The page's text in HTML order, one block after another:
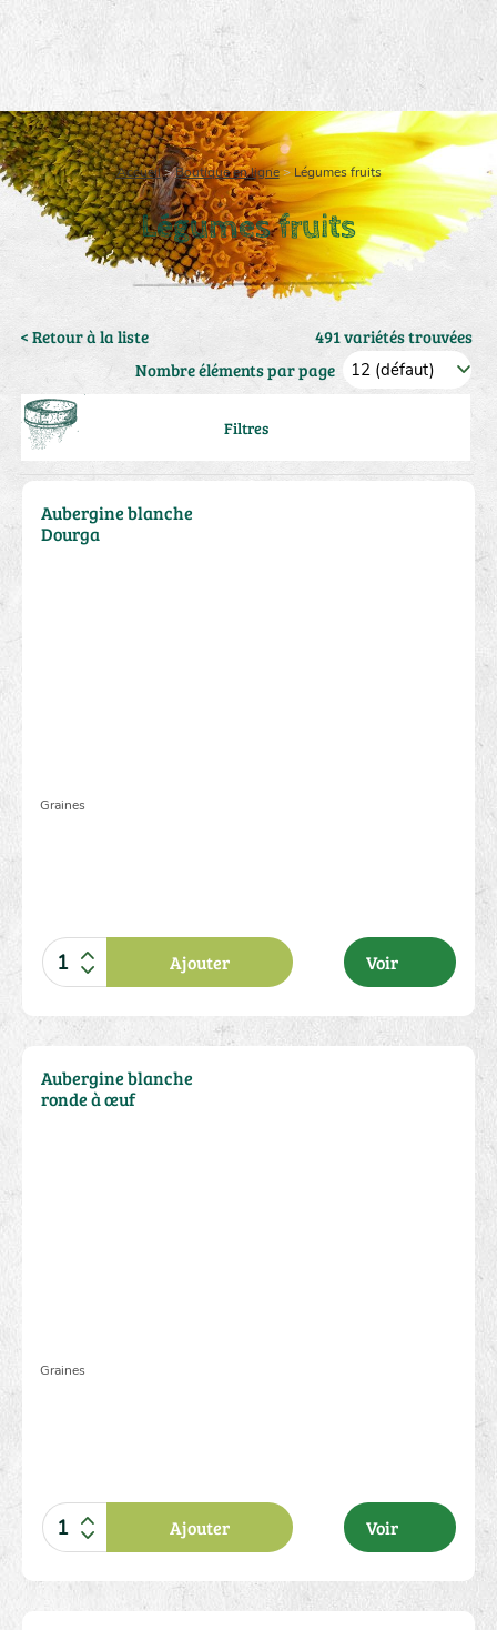
Accueil>Boutique en ligne> Légumes fruits
Légumes fruits
< Retour à la liste
491 variétés trouvées
Nombre éléments par page
Filtres
Graines
3.10 €
Ajouter Voir
Aubergine blanche
Dourga
Graines
Ajouter Voir
Aubergine blanche
ronde à œuf